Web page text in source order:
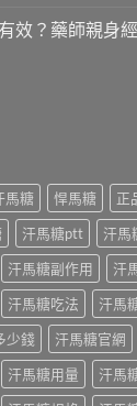
效？藥師親身
馬糖 悍馬糖
正
汗馬糖ptt 汗馬
汗馬糖副作用
汗
汗馬糖吃法
汗馬
少錢 汗馬糖官網
汗馬糖用量 汗馬